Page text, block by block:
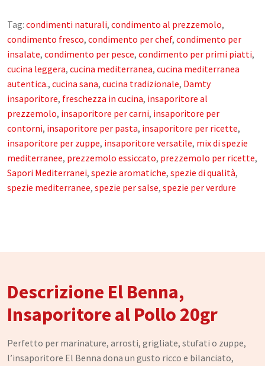
Creme corpo
Burri e Oli naturali
Argilla e Fanghi
Igiene orale
Oli Essenziali
Henné
Accessori
Idrolati e Acque aromatiche
Profumi per l'Ambiente
Profumi in Olio Roll-on
Souk
Tag: condimenti naturali, condimento al prezzemolo,
condimento fresco, condimento per chef, condimento per
insalate, condimento per pesce, condimento per primi piatti,
cucina leggera, cucina mediterranea, cucina mediterranea
autentica., cucina sana, cucina tradizionale, Damty
insaporitore, freschezza in cucina, insaporitore al
prezzemolo, insaporitore per carni, insaporitore per
contorni, insaporitore per pasta, insaporitore per ricette,
insaporitore per zuppe, insaporitore versatile, mix di spezie
mediterranee, prezzemolo essiccato, prezzemolo per ricette,
Sapori Mediterranei, spezie aromatiche, spezie di qualità,
spezie mediterranee, spezie per salse, spezie per verdure
Descrizione El Benna,
Insaporitore al Pollo 20gr
Perfetto per marinature, arrosti, grigliate, stufati o zuppe,
l’insaporitore El Benna dona un gusto ricco e bilanciato,